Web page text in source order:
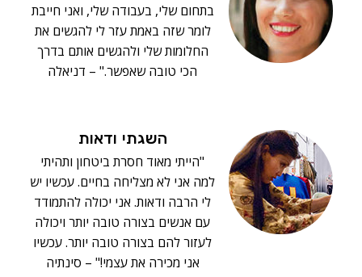
בתחום שלי, בעבודה שלי, ואני חייבת
לומר שזה באמת עזר לי להגשים את
החלומות שלי ולהגשים אותם בדרך
הכי טובה שאפשר." – דניאלה
השגתי ודאות
"הייתי מאוד חסרת ביטחון ותהיתי
למה אני לא מצליחה בחיים. עכשיו יש
לי הרבה ודאות. אני יכולה להתמודד
עם אנשים בצורה טובה יותר ויכולה
לעזור להם בצורה טובה יותר. עכשיו
אני מכירה את עצמי!" – סינתיה